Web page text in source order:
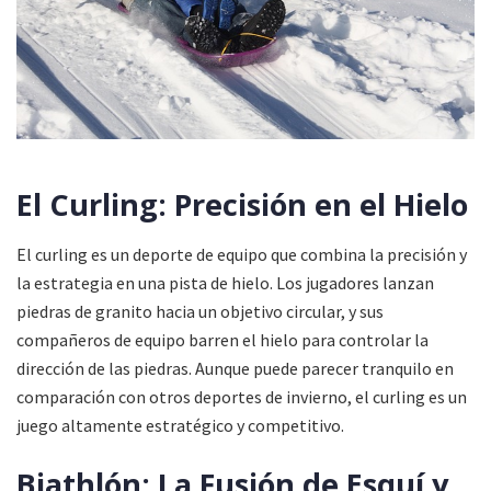
El Curling: Precisión en el Hielo
El curling es un deporte de equipo que combina la precisión y
la estrategia en una pista de hielo. Los jugadores lanzan
piedras de granito hacia un objetivo circular, y sus
compañeros de equipo barren el hielo para controlar la
dirección de las piedras. Aunque puede parecer tranquilo en
comparación con otros deportes de invierno, el curling es un
juego altamente estratégico y competitivo.